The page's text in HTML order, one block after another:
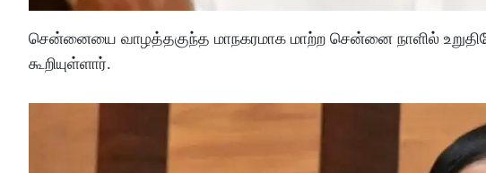
சென்னையை வாழத்தகுந்த மாநகரமாக மாற்ற சென்னை நாளில்
கூறியுள்ளார்.